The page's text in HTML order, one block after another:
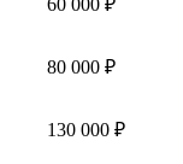
80 000 ₽
130 000 ₽